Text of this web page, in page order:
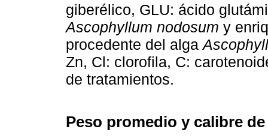
giberélico, GLU: ácido
Ascophyllum nodosum y
procedente del alga
Zn, Cl: clorofila, C:
de tratamientos.
Peso promedio y calibre